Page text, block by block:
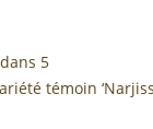
5
témoin